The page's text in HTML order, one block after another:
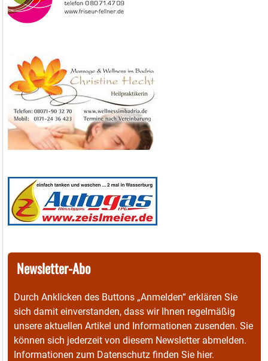
Newsletter-Abo
Durch Anklicken des Buttons „Anmelden“ erklären Sie
sich damit einverstanden, dass wir Ihnen regelmäßig
unsere aktuellen Artikel und Informationen zusenden. Sie
können sich jederzeit von diesem Newsletter abmelden.
Informationen zum Datenschutz finden Sie hier.